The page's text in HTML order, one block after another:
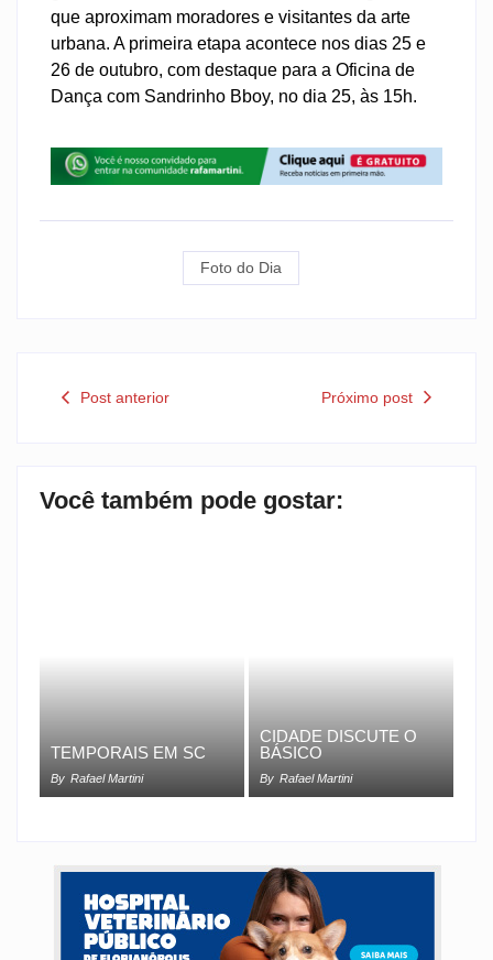
que aproximam moradores e visitantes da arte
urbana. A primeira etapa acontece nos dias 25 e
26 de outubro, com destaque para a Oficina de
Dança com Sandrinho Bboy, no dia 25, às 15h.
Foto do Dia
Post anterior Próximo post
Você também pode gostar:
TEMPORAIS EM SC
By Rafael Martini
CIDADE DISCUTE O
BÁSICO
By Rafael Martini